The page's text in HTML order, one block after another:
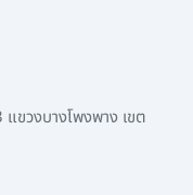
ขวงบางโพงพาง เขต